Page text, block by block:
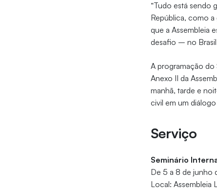
“Tudo está sendo
República, como
que a Assembleia
desafio – no
A programação
Anexo II da
manhã, tarde e
civil em um
Serviço
Seminário
De 5 a 8 de junho
Local: Assembleia